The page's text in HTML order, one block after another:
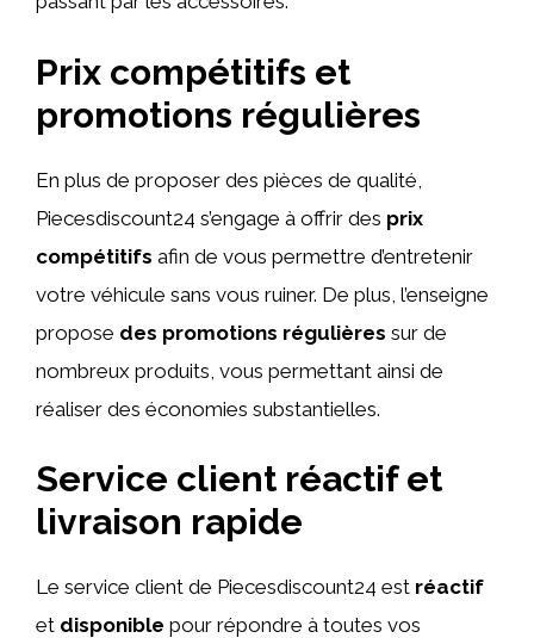
Prix compétitifs et
promotions régulières
En plus de proposer des pièces de qualité,
Piecesdiscount24 s’engage à offrir des prix
compétitifs afin de vous permettre d’entretenir
votre véhicule sans vous ruiner. De plus, l’enseigne
propose des promotions régulières sur de
nombreux produits, vous permettant ainsi de
réaliser des économies substantielles.
Service client réactif et
livraison rapide
Le service client de Piecesdiscount24 est réactif
et disponible pour répondre à toutes vos